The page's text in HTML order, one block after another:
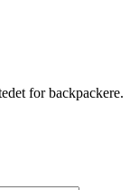
for backpackere.